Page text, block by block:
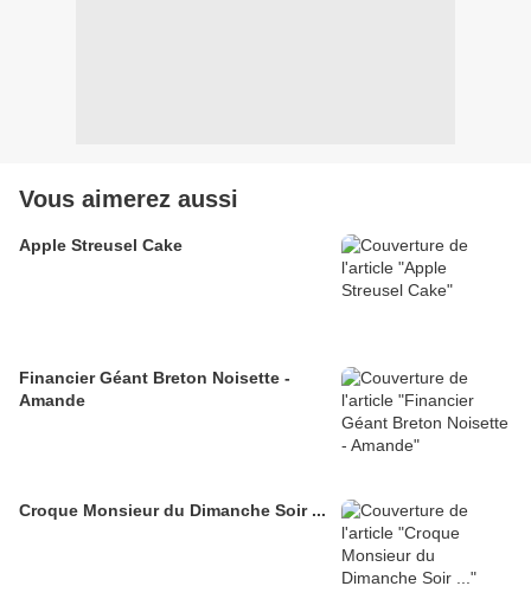
Vous aimerez aussi
Apple Streusel Cake
Financier Géant Breton Noisette -
Amande
Croque Monsieur du Dimanche Soir ...